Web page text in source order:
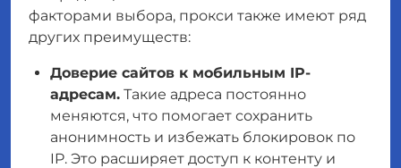
факторами выбора, прокси также имеют ряд
других преимуществ:
Доверие сайтов к мобильным IP-
адресам. Такие адреса постоянно
меняются, что помогает сохранить
анонимность и избежать блокировок по
IP. Это расширяет доступ к контенту и